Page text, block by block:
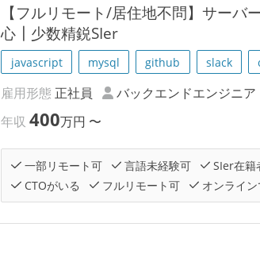
【フルリモート/居住地不問】サー
心┃少数精鋭SIer
javascript mysql github slack
雇用形態 正社員 バックエンドエンジニア
年収400万円 〜
一部リモート可 言語未経験可 SIer在籍
CTOがいる
フルリモート可 オンライ